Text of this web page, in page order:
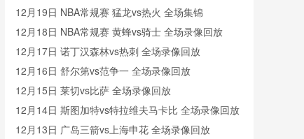
像
12月19日 NBA常规赛 猛龙vs热火 全场集锦
12月18日 NBA常规赛 黄蜂vs骑士 全场录像回放
12月17日 诺丁汉森林vs热刺 全场录像回放
12月16日 舒尔第vs范争一 全场录像回放
12月15日 莱切vs比萨 全场录像回放
12月14日 斯图加特vs特拉维夫马卡比 全场录像回放
12月13日 广岛三箭vs上海申花 全场录像回放